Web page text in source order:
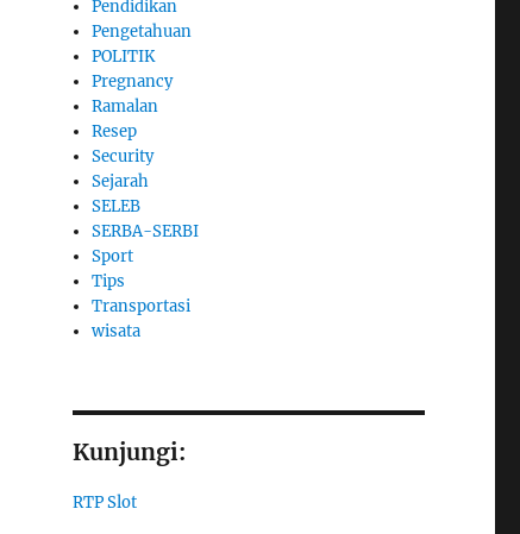
Pendidikan
Pengetahuan
POLITIK
Pregnancy
Ramalan
Resep
Security
Sejarah
SELEB
SERBA-SERBI
Sport
Tips
Transportasi
wisata
Kunjungi:
RTP Slot